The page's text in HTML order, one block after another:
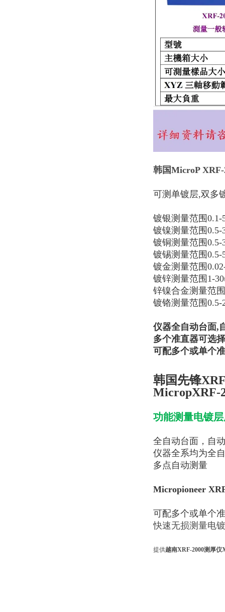
韩国MicroP
可测单镀层,双多
镀银测量范围0.1-
镀镍测量范围0.5-
镀铜测量范围0.5-
镀锡测量范围0.5-
镀金测量范围
镀锌测量范围1-
锌镍合金测量范
镀铬测量范围0.5-
仪器全自动台面,
多个准直器可选
可配多个或单个
韩国先锋
MicropXRF-
功能测量电镀
全自动台面，自
仪器全系均为全
多点自动测量
Micropioneer
可配多个或单个
快速无损测量电
提供越南XRF-2000测厚仪